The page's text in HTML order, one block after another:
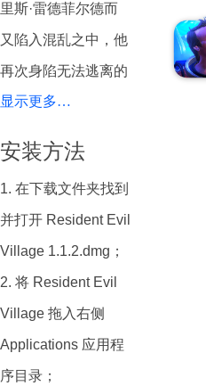
里斯·雷德菲尔德而
又陷入混乱之中，他
再次身陷无法逃离的
梦魇中。 这款系列第
成熟的游戏引擎“RE
ENGINE”创造，将带
来最新生存“动作”恐
怖游戏体验。
《Resident Evil
Village》致力于打造
空前的生存恐怖体
验。《Resident Evil
显示更多…
安装方法
1. 在下载文件夹找到
并打开 Resident Evil
Village 1.1.2.dmg；
2. 将 Resident Evil
Village 拖入右侧
Applications 应用程
序目录；